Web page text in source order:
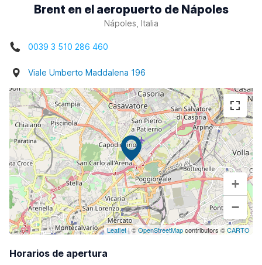
Brent en el aeropuerto de Nápoles
Nápoles, Italia
0039 3 510 286 460
Viale Umberto Maddalena 196
+
−
Leaflet| ©OpenStreetMapcontributors ©CARTO
Horarios de apertura